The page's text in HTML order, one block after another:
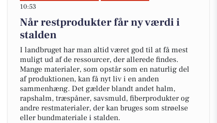
10:53
Når restprodukter får ny værdi i
stalden
I landbruget har man altid været god til at få mest
muligt ud af de ressourcer, der allerede findes.
Mange materialer, som opstår som en naturlig del
af produktionen, kan få nyt liv i en anden
sammenhæng. Det gælder blandt andet halm,
rapshalm, træspåner, savsmuld, fiberprodukter og
andre restmaterialer, der kan bruges som strøelse
eller bundmateriale i stalden.